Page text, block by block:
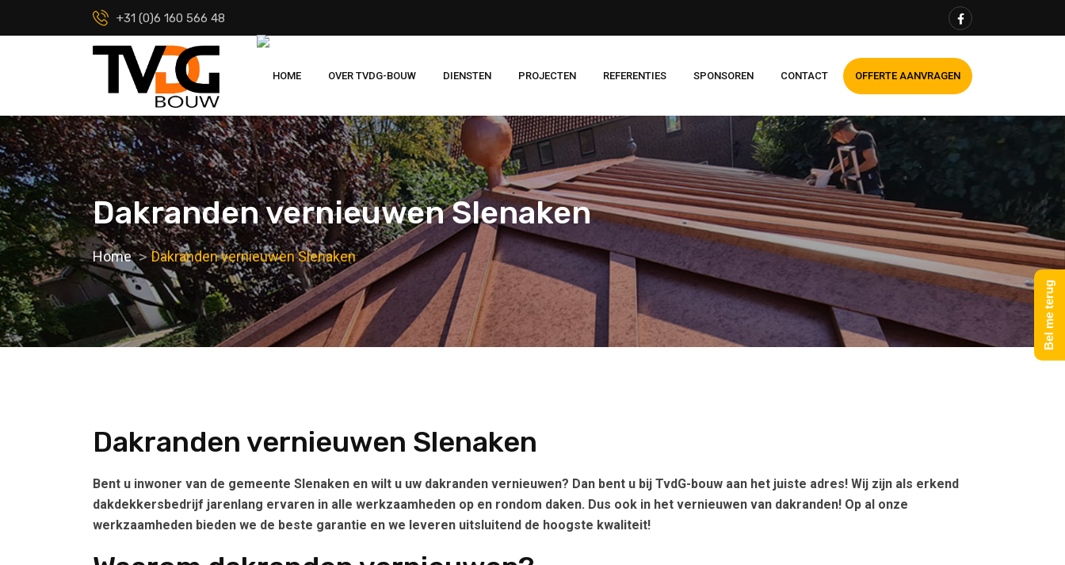
+31 (0)6 160 566 48
HOME OVER TVDG-BOUW DIENSTEN PROJECTEN REFERENTIES SPONSOREN CONTACT OFFERTE AANVRAGEN
Dakranden vernieuwen Slenaken
Home Dakranden vernieuwen Slenaken
Dakranden vernieuwen Slenaken
Bent u inwoner van de gemeente Slenaken en wilt u uw dakranden vernieuwen? Dan bent u bij TvdG-bouw aan het juiste adres! Wij zijn als erkend
dakdekkersbedrijf jarenlang ervaren in alle werkzaamheden op en rondom daken. Dus ook in het vernieuwen van dakranden! Op al onze
werkzaamheden bieden we de beste garantie en we leveren uitsluitend de hoogste kwaliteit!
Bel me terug